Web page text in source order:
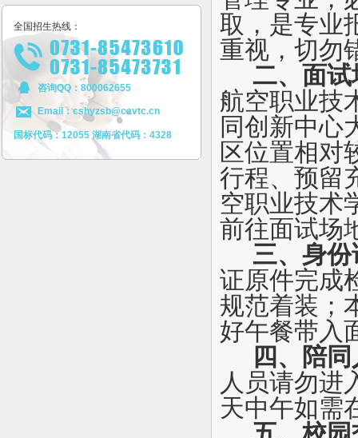
全国招生热线：
咨询QQ：800062655
Email：cshyzsb@cavtc.cn
国标代码：12055 湖南省代码：4328
取，是专业
重视，切勿
二、面
航空职业技
同创新中心
区位置相对
行程、预留
空职业技术
前往面试场
三、身
证原件完成
规范着装；
好午餐带入
四、陪
人员请勿进
天中午如需